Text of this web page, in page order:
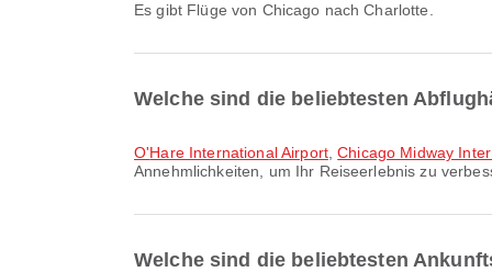
Es gibt Flüge von Chicago nach Charlotte.
Welche sind die beliebtesten
O'Hare International Airport,Chicago Midway
Annehmlichkeiten, um Ihr Reiseerlebnis zu
Welche sind die beliebtesten